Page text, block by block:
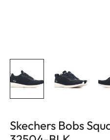
Skechers Bobs